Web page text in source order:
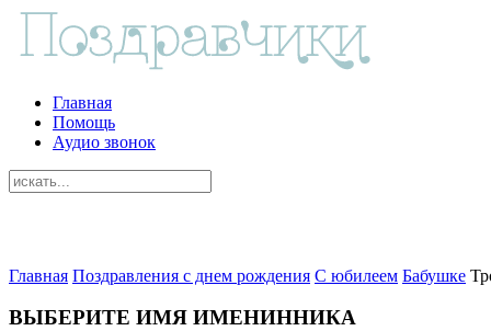
Главная
Помощь
Аудио звонок
Главная Поздравления с днем рождения С юбилеем Бабушке
ВЫБЕРИТЕ ИМЯ ИМЕНИННИКА